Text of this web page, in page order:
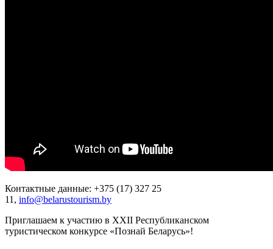
Контактные данные: +375 (17) 327 25
11, info@belarustourism.by
Приглашаем к участию в ХХII Республиканском
туристическом конкурсе «Познай Беларусь»!